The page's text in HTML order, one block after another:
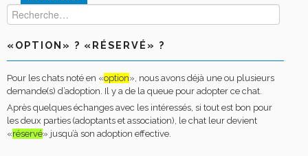
«OPTION» ? «RÉSERVÉ» ?
Pour les chats noté en «option», nous avons déjà une ou plusieurs
demande(s) d’adoption. Il y a de la queue pour adopter ce chat.
Après quelques échanges avec les intéressés, si tout est bon pour
les deux parties (adoptants et association), le chat leur devient
«réservé» jusqu’à son adoption effective.